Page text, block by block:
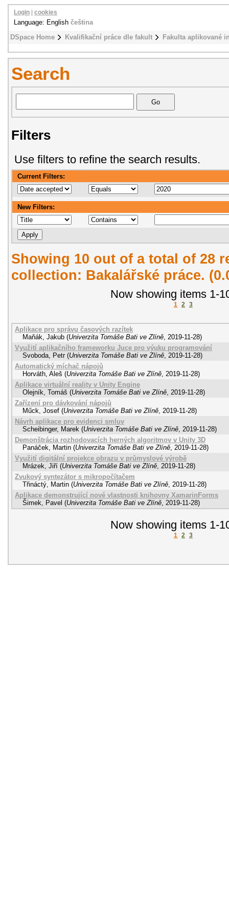
DSpace Home Kvalifikační práce dle fakult Fakulta aplikované
Login cookies
Language: English čeština
Search
Filters
Use filters to refine the search results.
Current Filters:
New Filters:
Showing 10 out of a total of 28
collection: Bakalářské práce.
Now showing items 1-
1 2 3
Aplikace pro správu časových razítek
Maňák, Jakub (Univerzita Tomáše Bati ve Zlíně 2019-11-28)
Využití aplikačního frameworku Juce pro výuku programování
Svoboda, Petr (Univerzita Tomáše Bati ve Zlíně 2019-11-28)
Automatický míchač nápojů
Horváth, Aleš (Univerzita Tomáše Bati ve Zlíně 2019-11-28)
Aplikace virtuální reality v Unity Engine
Olejník, Tomáš (Univerzita Tomáše Bati ve Zlíně 2019-11-28)
Zařízení pro dávkování nápojů
Műck, Josef (Univerzita Tomáše Bati ve Zlíně 2019-11-28)
Návrh aplikace pro evidenci smluv
Scheibinger, Marek (Univerzita Tomáše Bati ve Zlíně 2019-11-28)
Demonštrácia rozhodovacích herných algoritmov v Unity 3D
Panáček, Martin (Univerzita Tomáše Bati ve Zlíně 2019-11-28)
Využití digitální projekce obrazu v průmyslové výrobě
Mrázek, Jiří (Univerzita Tomáše Bati ve Zlíně 2019-11-28)
Zvukový syntezátor s mikropočítačem
Třináctý, Martin (Univerzita Tomáše Bati ve Zlíně 2019-11-28)
Aplikace demonstrující nové vlastnosti knihovny XamarinForms
Šimek, Pavel (Univerzita Tomáše Bati ve Zlíně 2019-11-28)
Now showing items 1-
1 2 3